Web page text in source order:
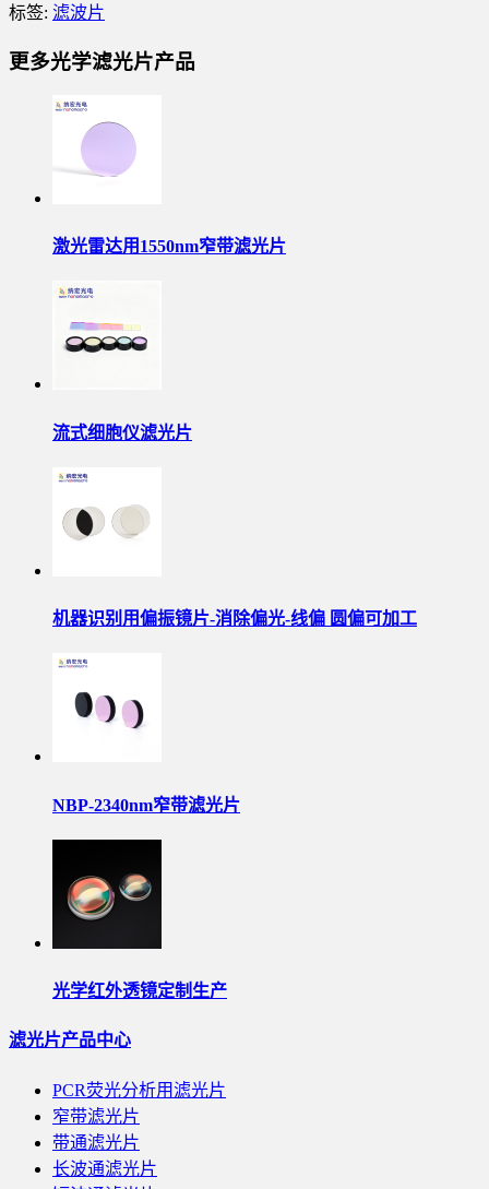
标签: 滤波片
更多光学滤光片产品
激光雷达用1550nm窄带滤光片
流式细胞仪滤光片
机器识别用偏振镜片-消除偏光-线偏 圆偏可加工
NBP-2340nm窄带滤光片
光学红外透镜定制生产
滤光片产品中心
PCR荧光分析用滤光片
窄带滤光片
带通滤光片
长波通滤光片